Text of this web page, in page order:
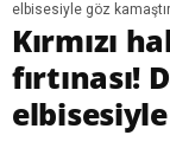
elbisesiyle göz
Kırmızı
fırtınası!